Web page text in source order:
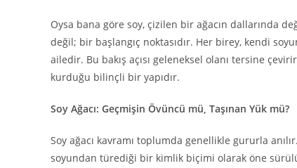
Oysa bana göre soy, çizilen bir ağacın dallarında
değil; bir başlangıç noktasıdır. Her birey, kendi
ailedir. Bu bakış açısı geleneksel olanı tersine
kurduğu bilinçli bir yapıdır.
Soy Ağacı: Geçmişin Övüncü mü, Taşınan Yük mü?
Soy ağacı kavramı toplumda genellikle gururla
soyundan türediği bir kimlik biçimi olarak öne